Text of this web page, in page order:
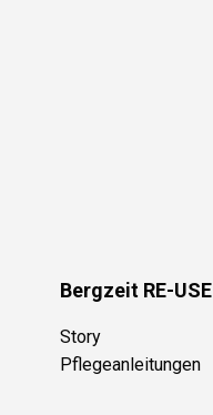
Bergzeit RE-USE
Story
Pflegeanleitungen